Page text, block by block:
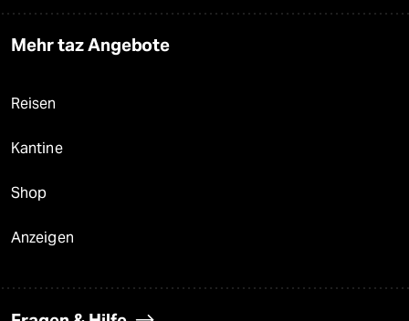
Mehr taz Angebote
Reisen
Kantine
Shop
Anzeigen